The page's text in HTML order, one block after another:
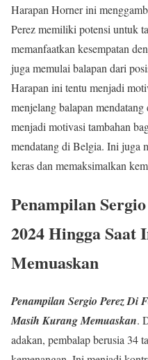
Harapan Horner ini
Perez memiliki potensi untuk
memanfaatkan kesempatan
juga memulai balapan dari
Harapan ini tentu menjadi
menjelang balapan
menjadi motivasi tambahan
mendatang di Belgia. Ini juga
keras dan memaksimalkan
Penampilan
2024 Hingga
Memuaskan
Penampilan Sergio Perez Di
Masih Kurang Memuaskan.
adakan, pembalap berusia 34